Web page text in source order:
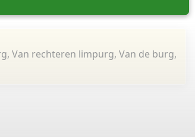
Van rechteren limpurg, Van de burg,